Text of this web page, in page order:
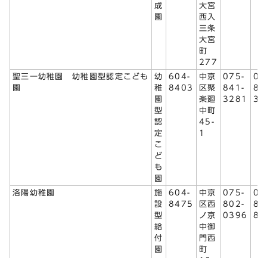
成
園
大宮
西入
三条
大宮
町
277
聖三一幼稚園 幼稚園型認定こども
園
幼
稚
園
型
認
定
こ
ど
も
園
604-
8403
中京
区聚
楽廻
中町
45-
1
075-
841-
3281
洛陽幼稚園
施
設
型
給
付
園
604-
8475
中京
区西
ノ京
中御
門西
町
075-
802-
0396